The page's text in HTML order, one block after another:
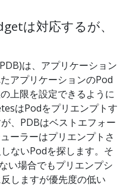
は対応するが、
は、アプリケーション
アプリケーションのPod
上限を設定できるように
はPodをプリエンプトす
、PDBはベストエフォー
ーラーはプリエンプトさ
ないPodを探します。そ
い場合でもプリエンプシ
しますが優先度の低い